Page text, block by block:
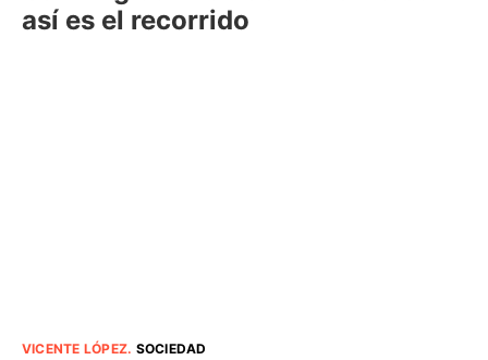
así es el recorrido
VICENTE LÓPEZ. SOCIEDAD